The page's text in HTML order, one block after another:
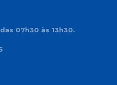
07h30 às 13h30.